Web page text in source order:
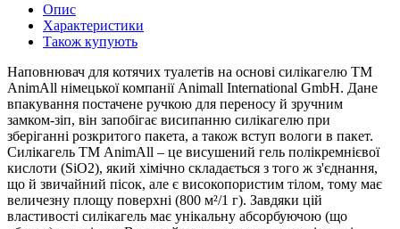
Опис
Характеристики
Також купують
Наповнювач для котячих туалетів на основі силікагелю TM
AnimAll німецької компанії Animall International GmbH. Дане
впакування постачене ручкою для переносу й зручним
замком-зіп, він запобігає висипанню силікагелю при
зберіганні розкритого пакета, а також вступ вологи в пакет.
Силікагель ТМ AnimAll – це висушений гель полікремнієвої
кислоти (SiO2), який хімічно складається з того ж з'єднання,
що й звичайний пісок, але є високопористим тілом, тому має
величезну площу поверхні (800 м²/1 г). Завдяки цій
властивості силікагель має унікальну абсорбуючою (що